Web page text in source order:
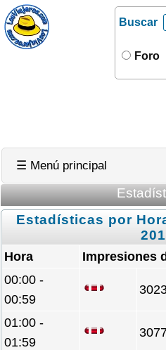
Buscar
Foro
☰ Menú principal
Estadísticas por
Hora
Impresiones
00:00 -
00:59
01:00 -
01:59